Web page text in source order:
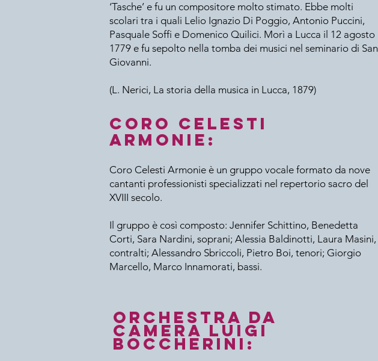
‘Tasche’ e fu un compositore molto stimato. Ebbe molti
scolari tra i quali Lelio Ignazio Di Poggio, Antonio Puccini,
Pasquale Soffi e Domenico Quilici. Morì a Lucca il 12 agosto
1779 e fu sepolto nella tomba dei musici nel seminario di San
Giovanni.
(L. Nerici, La storia della musica in Lucca, 1879)
Coro Celesti
Armonie:
Coro Celesti Armonie è un gruppo vocale formato da nove
cantanti professionisti specializzati nel repertorio sacro del
XVIII secolo.
Il gruppo è così composto: Jennifer Schittino, Benedetta
Corti, Sara Nardini, soprani; Alessia Baldinotti, Laura Masini,
contralti; Alessandro Sbriccoli, Pietro Boi, tenori; Giorgio
Marcello, Marco Innamorati, bassi.
Orchestra da
camera Luigi
Boccherini: